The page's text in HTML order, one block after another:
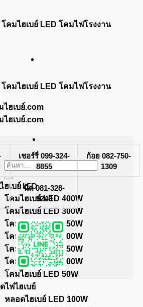
คมไฮเบย์ LED โคมไฟโรงงาน
คมไฮเบย์ LED โคมไฟโรงงาน
ค้นหา:
เบย์ LED
โคมไฮเบย์ LED 400W
โคมไฮเบย์ LED 300W
โคมไฮเบย์ LED 250W
โคมไฮเบย์ LED 200W
โคมไฮเบย์ LED 150W
โคมไฮเบย์ LED 100W
โคมไฮเบย์ LED 50W
ไฟไฮเบย์
หลอดไฮเบย์ LED 100W
เชอร์รี่ 099-324-
8855
ก้อย 082-750-
1309
นิต 081-328-
9248